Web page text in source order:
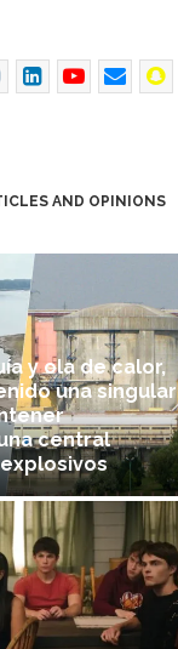
AND OPINIONS
y ola de calor,
una singular
central